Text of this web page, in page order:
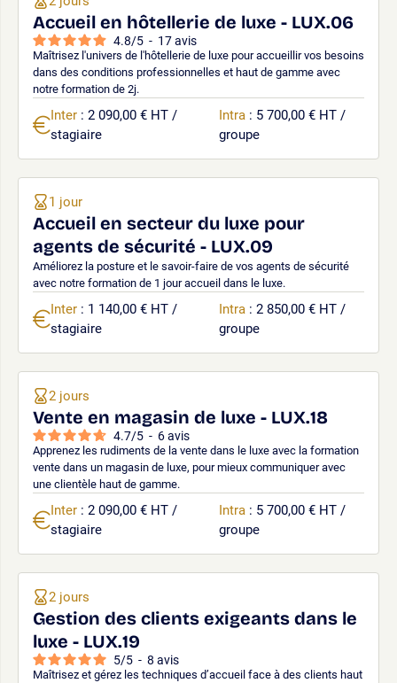
Accueil en hôtellerie de luxe - LUX.06
4.8/5 - 17avis
Maîtrisez l'univers de l'hôtellerie de luxe pour accueillir vos besoins
dans des conditions professionnelles et haut de gamme avec
notre formation de 2j.
Inter : 2 090,00 € HT /
stagiaire
Intra : 5 700,00 € HT /
groupe
Accueil en secteur du luxe pour
agents de sécurité - LUX.09
Améliorez la posture et le savoir-faire de vos agents de sécurité
avec notre formation de 1 jour accueil dans le luxe.
1 jour
Inter : 1 140,00 € HT /
stagiaire
Intra : 2 850,00 € HT /
groupe
Vente en magasin de luxe - LUX.18
4.7/5 - 6avis
Apprenez les rudiments de la vente dans le luxe avec la formation
vente dans un magasin de luxe, pour mieux communiquer avec
une clientèle haut de gamme.
2 jours
Inter : 2 090,00 € HT /
stagiaire
Intra : 5 700,00 € HT /
groupe
Gestion des clients exigeants dans le
luxe - LUX.19
5/5 - 8 avis
Maîtrisez et gérez les techniques d’accueil face à des clients haut
2 jours